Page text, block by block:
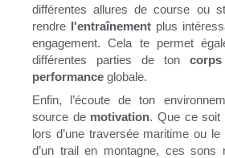
différentes allures de course ou
rendre l'entraînement plus
engagement. Cela te permet
différentes parties de ton corps
performance globale.
Enfin, l’écoute de ton
source de motivation. Que ce soit
lors d’une traversée maritime ou
d’un trail en montagne, ces sons